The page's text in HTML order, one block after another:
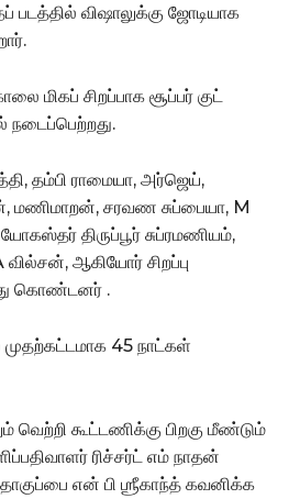
படத்தில் விஷாலுக்கு ஜோடியாக
மிகப் சிறப்பாக சூப்பர் குட்
நடைப்பெற்றது.
தம்பி ராமையா, அர்ஜெய்,
மணிமாறன், சரவண சுப்பையா, M
திருப்பூர் சுப்ரமணியம்,
ஆகியோர் சிறப்பு
கொண்டனர் .
முதற்கட்டமாக 45 நாட்கள்
வெற்றி கூட்டணிக்கு பிறகு மீண்டும்
ரிச்சர்ட் எம் நாதன்
என் பி ஶ்ரீகாந்த் கவனிக்க